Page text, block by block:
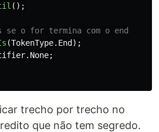
();
se o for termina com o end
(TokenType. End);
. None;
trecho por trecho no
que não tem segredo.